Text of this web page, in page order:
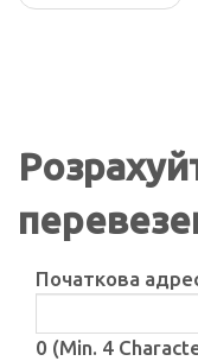
Початкова
0 (Min. 4